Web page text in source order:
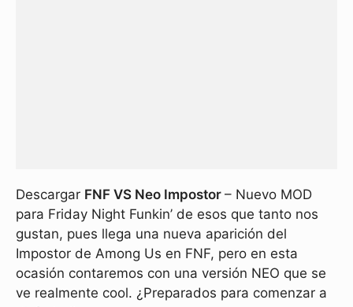
Descargar FNF VS Neo Impostor – Nuevo MOD
para Friday Night Funkin’ de esos que tanto nos
gustan, pues llega una nueva aparición del
Impostor de Among Us en FNF, pero en esta
ocasión contaremos con una versión NEO que se
ve realmente cool. ¿Preparados para comenzar a